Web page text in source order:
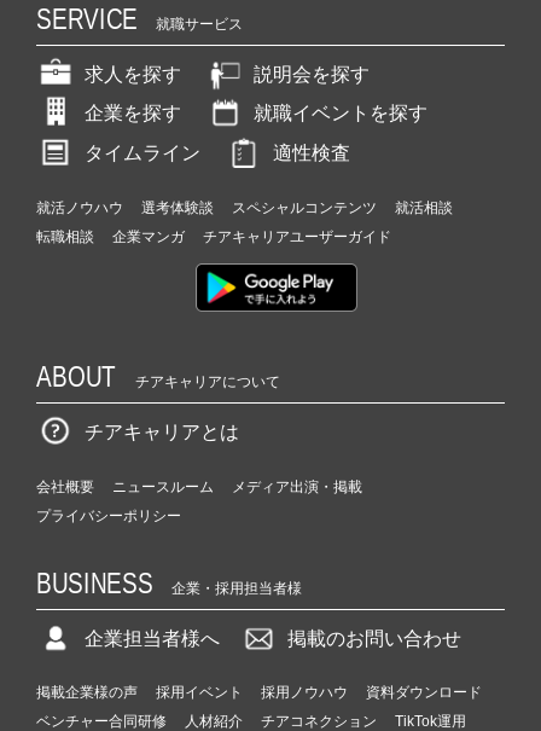
SERVICE 就職サービス
求人を探す
説明会を探す
企業を探す
就職イベントを探す
タイムライン
適性検査
就活ノウハウ 選考体験談 スペシャルコンテンツ
就活相談
転職相談
企業マンガ チアキャリアユーザーガイド
ABOUT チアキャリアについて
チアキャリアとは
会社概要 ニュースルーム
メディア出演・掲載
プライバシーポリシー
BUSINESS 企業・採用担当者様
企業担当者様へ 掲載のお問い合わせ
掲載企業様の声 採用イベント 採用ノウハウ
資料ダウンロード
ベンチャー合同研修
人材紹介 チアコネクション TikTok運用